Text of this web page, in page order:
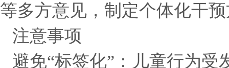
等多方意见，制定个体化干
注意事项
避免“标签化”：儿童行为